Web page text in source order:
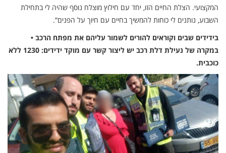
המקצועי. הצלת החיים הזו, יחד עם חילוץ מוצלח נוסף שהיה לי בתחילת
השבוע, נותנים לי כוחות להמשיך בחיים עם חיוך על הפנים”.
בידידים שבים וקוראים להורים לשמור עליהם את מפתח הרכב •
במקרה של נעילת דלת רכב יש ליצור קשר עם מוקד ידידים: 1230 ללא
כוכבית.